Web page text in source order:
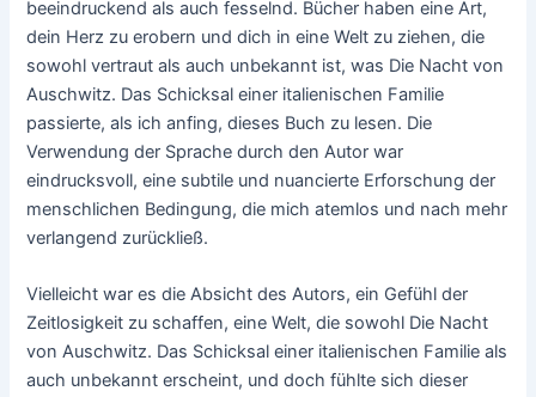
beeindruckend als auch fesselnd. Bücher haben eine Art,
dein Herz zu erobern und dich in eine Welt zu ziehen, die
sowohl vertraut als auch unbekannt ist, was Die Nacht von
Auschwitz. Das Schicksal einer italienischen Familie
passierte, als ich anfing, dieses Buch zu lesen. Die
Verwendung der Sprache durch den Autor war
eindrucksvoll, eine subtile und nuancierte Erforschung der
menschlichen Bedingung, die mich atemlos und nach mehr
verlangend zurückließ.
Vielleicht war es die Absicht des Autors, ein Gefühl der
Zeitlosigkeit zu schaffen, eine Welt, die sowohl Die Nacht
von Auschwitz. Das Schicksal einer italienischen Familie als
auch unbekannt erscheint, und doch fühlte sich dieser